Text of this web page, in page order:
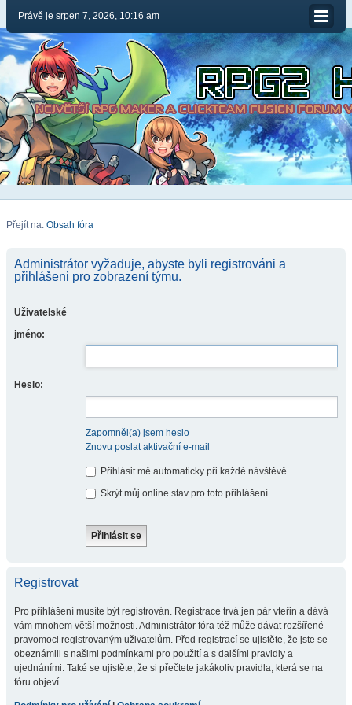
Právě je srpen 7, 2026, 10:16 am
Přejít na: Obsah fóra
Administrátor vyžaduje, abyste byli registrováni a
přihlášeni pro zobrazení týmu.
Uživatelské
jméno:
Heslo:
Zapomněl(a) jsem heslo
Znovu poslat aktivační e-mail
Přihlásit mě automaticky při každé návštěvě
Skrýt můj online stav pro toto přihlášení
Registrovat
Pro přihlášení musíte být registrován. Registrace trvá jen pár vteřin a dává
vám mnohem větší možnosti. Administrátor fóra též může dávat rozšířené
pravomoci registrovaným uživatelům. Před registrací se ujistěte, že jste se
obeznámili s našimi podmínkami pro použití a s dalšími pravidly a
ujednáními. Také se ujistěte, že si přečtete jakákoliv pravidla, která se na
fóru objeví.